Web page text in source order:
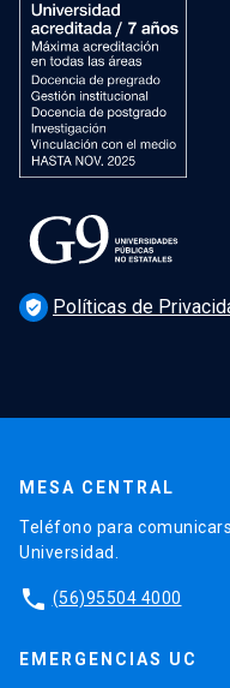
verified_user Políticas de
MESA CENTRAL
Teléfono para
Universidad.
phone (56)95504 4000
EMERGENCIAS UC